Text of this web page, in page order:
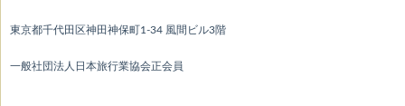
東京都千代田区神田神保町1-34 風間ビル3階
一般社団法人日本旅行業協会正会員